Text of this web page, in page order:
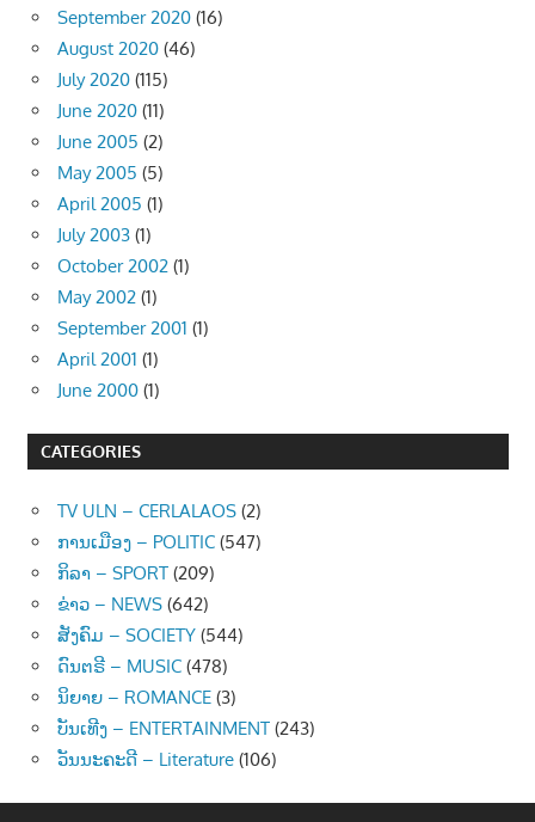
September 2020 (16)
August 2020 (46)
July 2020 (115)
June 2020 (11)
June 2005 (2)
May 2005 (5)
April 2005 (1)
July 2003 (1)
October 2002 (1)
May 2002 (1)
September 2001 (1)
April 2001 (1)
June 2000 (1)
CATEGORIES
TV ULN – CERLALAOS (2)
ການເມືອງ – POLITIC (547)
ກິລາ – SPORT (209)
ຂ່າວ – NEWS (642)
ສັງຄົມ – SOCIETY (544)
ດົນຕຣີ – MUSIC (478)
ນິຍາຍ – ROMANCE (3)
ບັນເທີງ – ENTERTAINMENT (243)
ວັນນະຄະດີ – Literature (106)